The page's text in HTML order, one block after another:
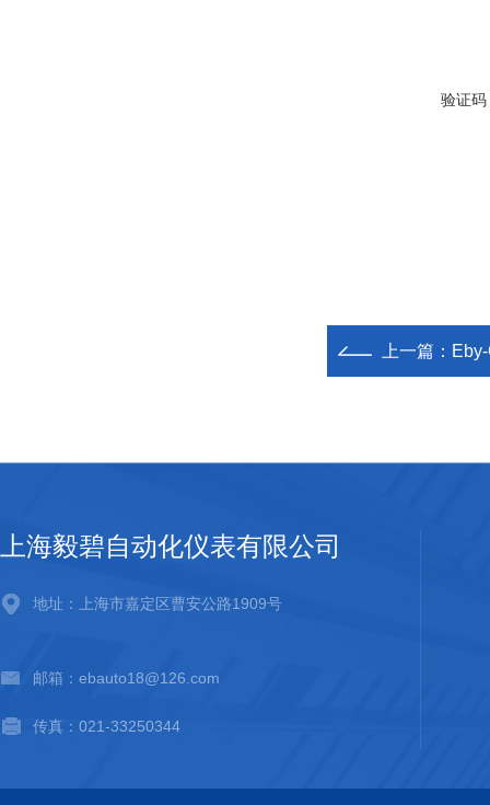
验证码
上一篇：
上海毅碧自动化仪表有限公司
地址：上海市嘉定区曹安公路1909号
邮箱：ebauto18@126.com
传真：021-33250344